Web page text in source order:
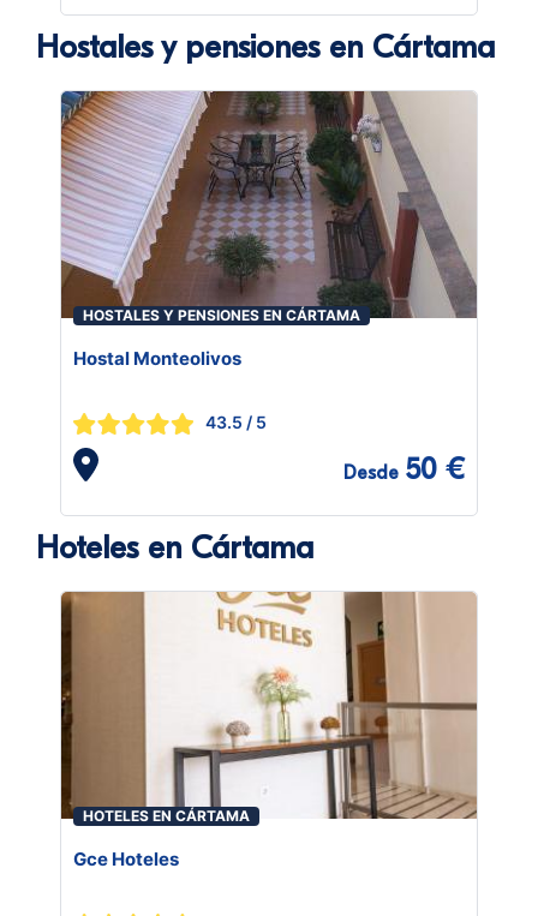
Hostales y pensiones en Cártama
HOSTALES Y PENSIONES EN CÁRTAMA
Hostal Monteolivos
43.5 / 5
Desde 50 €
Hoteles en Cártama
HOTELES EN CÁRTAMA
Gce Hoteles